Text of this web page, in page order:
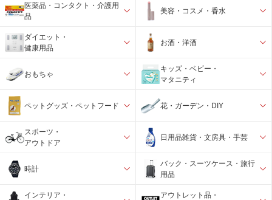
医薬品・コンタクト・介護用
品
美容・コスメ・香水
ダイエット・
健康用品
お酒・洋酒
おもちゃ
キッズ・ベビー・
マタニティ
ペットグッズ・ペットフード 花・ガーデン・DIY
スポーツ・
アウトドア
日用品雑貨・文房具・手芸
時計
バック・スーツケース・旅行
用品
インテリア・
アウトレット品・